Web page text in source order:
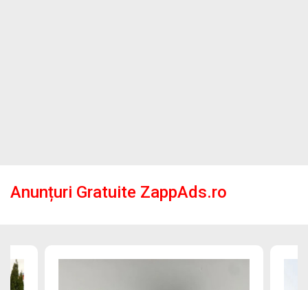
Anunțuri Gratuite ZappAds.ro